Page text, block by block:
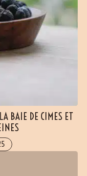
BAIE DE CIMES ET